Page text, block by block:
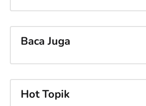
Baca Juga
Hot Topik